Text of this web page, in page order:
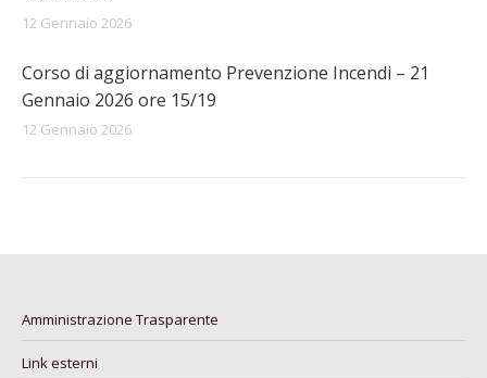
12 Gennaio 2026
Corso di aggiornamento Prevenzione Incendi – 21
Gennaio 2026 ore 15/19
12 Gennaio 2026
Amministrazione Trasparente
Link esterni